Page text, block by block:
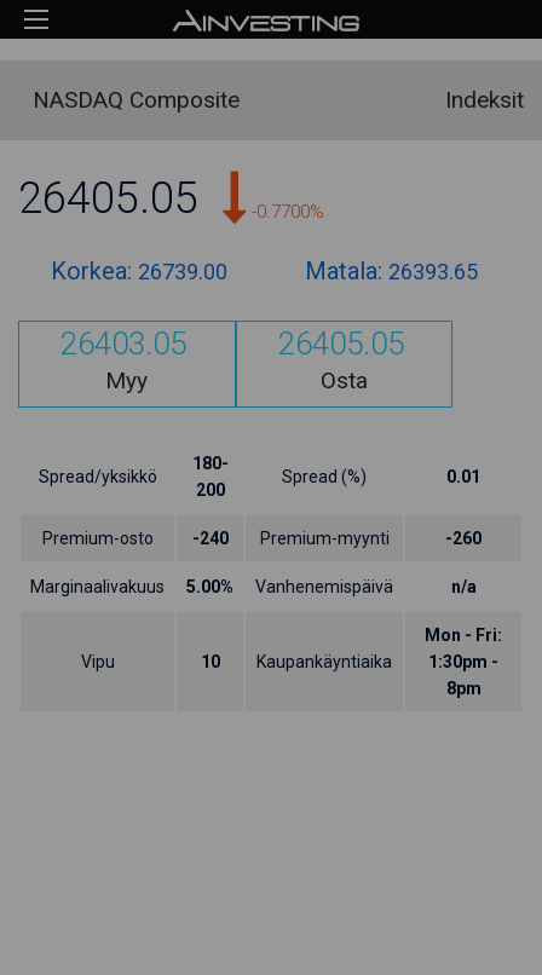
NASDAQ Composite Indeksit
26405.05 -0.7700%
Korkea: 26739.00 Matala: 26393.65
26403.05
Myy
26405.05
Osta
Spread/yksikkö
180-
200
Spread (%) 0.01
Premium-osto -240 Premium-myynti -260
Marginaalivakuus 5.00% Vanhenemispäivä n/a
Vipu 10 Kaupankäyntiaika
Mon - Fri:
1:30pm -
8pm